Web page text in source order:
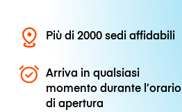
Più di 2000 sedi affidabili
Arriva in qualsiasi
momento durante l’orario
di apertura